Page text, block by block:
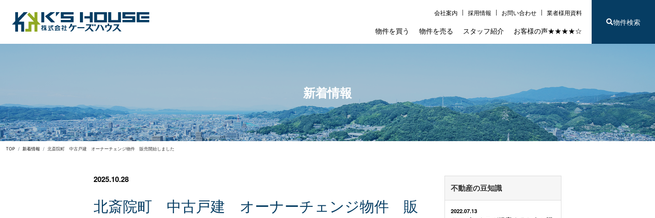
会社案内 採用情報 お問い合わせ 業者様用資料
物件を買う 物件を売る スタッフ紹介 お客様の声★★★★☆
物件検索
新着情報
TOP 新着情報 北斎院町 中古戸建 オーナーチェンジ物件 販売開始しました
2025.10.28
北斎院町 中古戸建 オーナーチェ ンジ物件
販
不動産の豆知識
2022.07.13